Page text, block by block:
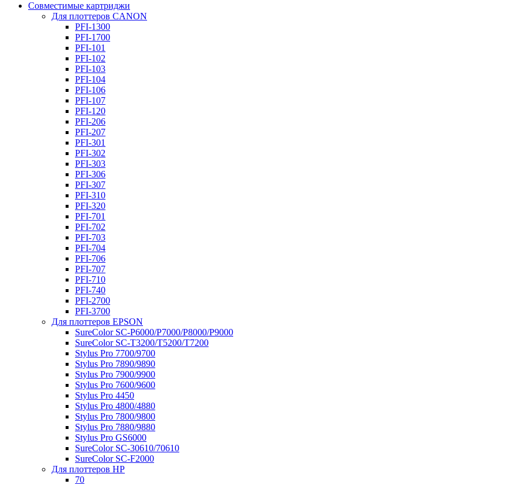
Совместимые картриджи
Для плоттеров CANON
PFI-1300
PFI-1700
PFI-101
PFI-102
PFI-103
PFI-104
PFI-106
PFI-107
PFI-120
PFI-206
PFI-207
PFI-301
PFI-302
PFI-303
PFI-306
PFI-307
PFI-310
PFI-320
PFI-701
PFI-702
PFI-703
PFI-704
PFI-706
PFI-707
PFI-710
PFI-740
PFI-2700
PFI-3700
Для плоттеров EPSON
SureColor SC-P6000/P7000/P8000/P9000
SureColor SC-Т3200/T5200/T7200
Stylus Pro 7700/9700
Stylus Pro 7890/9890
Stylus Pro 7900/9900
Stylus Pro 7600/9600
Stylus Pro 4450
Stylus Pro 4800/4880
Stylus Pro 7800/9800
Stylus Pro 7880/9880
Stylus Pro GS6000
SureColor SC-30610/70610
SureColor SC-F2000
Для плоттеров HP
70